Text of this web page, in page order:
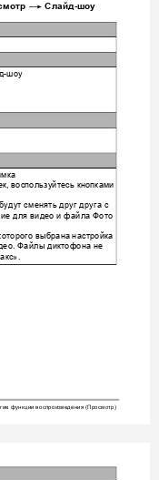
* Слайд-шоу
-шоу
, воспользуйтесь кнопками
будут сменять друг друга с
для видео и файла Фото
выбрана настройка
. Файлы диктофона не
».
функции воспроизведения (Просмотр)